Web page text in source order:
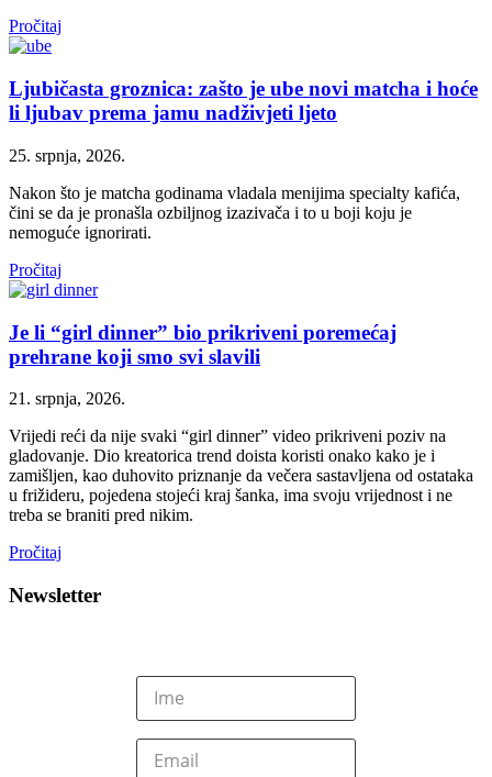
Pročitaj
Ljubičasta groznica: zašto je ube novi matcha i hoće
li ljubav prema jamu nadživjeti ljeto
25. srpnja, 2026.
Nakon što je matcha godinama vladala menijima specialty kafića,
čini se da je pronašla ozbiljnog izazivača i to u boji koju je
nemoguće ignorirati.
Pročitaj
Je li “girl dinner” bio prikriveni poremećaj
prehrane koji smo svi slavili
21. srpnja, 2026.
Vrijedi reći da nije svaki “girl dinner” video prikriveni poziv na
gladovanje. Dio kreatorica trend doista koristi onako kako je i
zamišljen, kao duhovito priznanje da večera sastavljena od ostataka
u frižideru, pojedena stojeći kraj šanka, ima svoju vrijednost i ne
treba se braniti pred nikim.
Pročitaj
Newsletter